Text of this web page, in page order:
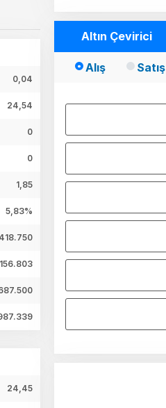
0,04
24,54
0
0
1,85
5,83%
24,45
Altın Çevirici
Alış Satış